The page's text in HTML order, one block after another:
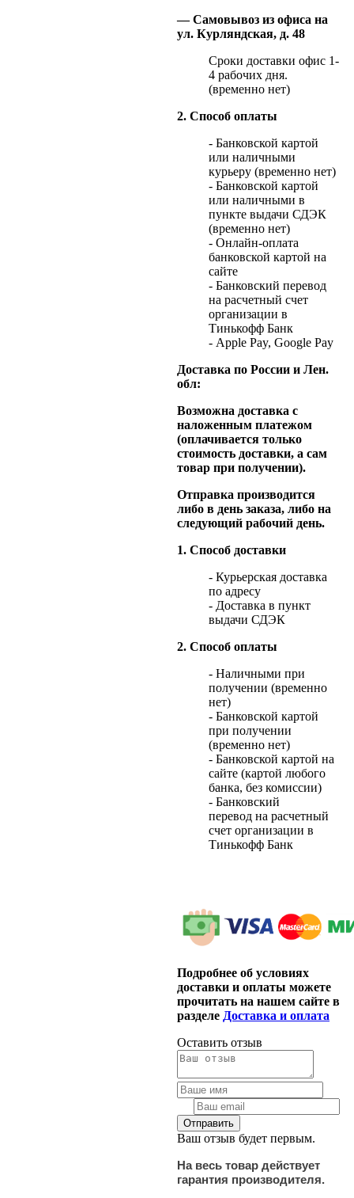
— Самовывоз из офиса на
ул. Курляндская, д. 48
Сроки доставки офис 1-
4 рабочих дня.
(временно нет)
2. Способ оплаты
- Банковской картой
или наличными
курьеру (временно нет)
- Банковской картой
или наличными в
пункте выдачи СДЭК
(временно нет)
- Онлайн-оплата
банковской картой на
сайте
- Банковский перевод
на расчетный счет
организации в
Тинькофф Банк
- Apple Pay, Google Pay
Доставка по России и Лен.
обл:
Возможна доставка с
наложенным платежом
(оплачивается только
стоимость доставки, а сам
товар при получении).
Отправка производится
либо в день заказа, либо на
следующий рабочий день.
1. Способ доставки
- Курьерская доставка
по адресу
- Доставка в пункт
выдачи СДЭК
2. Способ оплаты
- Наличными при
получении (временно
нет)
- Банковской картой
при получении
(временно нет)
- Банковской картой на
сайте (картой любого
банка, без комиссии)
- Банковский
перевод на расчетный
счет организации в
Тинькофф Банк
Подробнее об условиях
доставки и оплаты можете
прочитать на нашем сайте в
разделе Доставка и оплата
Оставить отзыв
Ваш отзыв будет первым.
На весь товар действует
гарантия производителя.